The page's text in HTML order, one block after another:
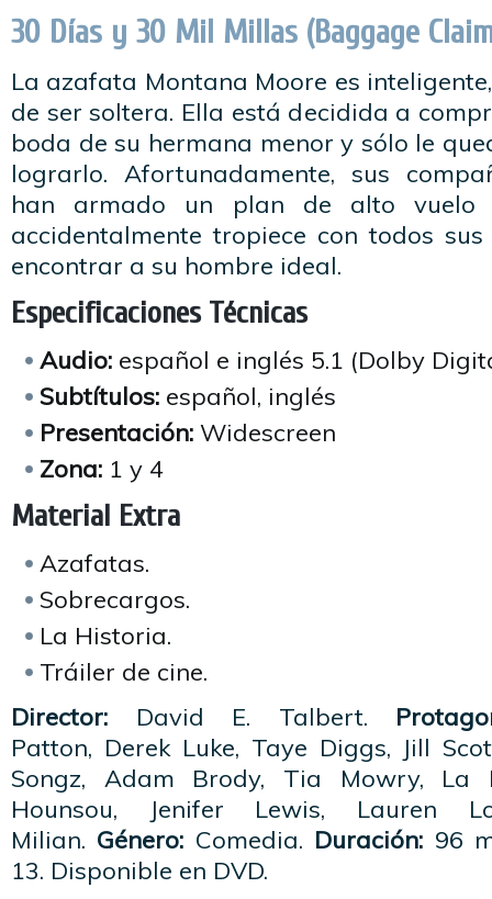
30 Días y 30 Mil Millas (Baggage
La azafata Montana Moore es
de ser soltera. Ella está decidida a
boda de su hermana menor y sólo le
lograrlo. Afortunadamente, sus
han armado un plan de alto vuelo
accidentalmente tropiece con todos
encontrar a su hombre ideal.
Especificaciones Técnicas
Audio: español e inglés 5.1 (Dolby
Subtítulos: español, inglés
Presentación: Widescreen
Zona: 1 y 4
Material Extra
Azafatas.
Sobrecargos.
La Historia.
Tráiler de cine.
Director: David E. Talbert.
Patton, Derek Luke, Taye Diggs, Jill
Songz, Adam Brody, Tia Mowry, La
Hounsou, Jenifer Lewis, Lauren
Milian. Género: Comedia. Duración: 96
13. Disponible en DVD.